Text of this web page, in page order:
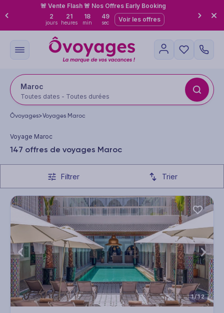
🚨 Vente Flash 🚨 Nos Offres Early Booking
2
jours
21
heures
18
min
47
sec Voir les offres
Maroc
Toutes dates - Toutes durées
Ôvoyages>Voyages Maroc
Voyage Maroc
147 offres de voyages Maroc
Filtrer Trier
1/12